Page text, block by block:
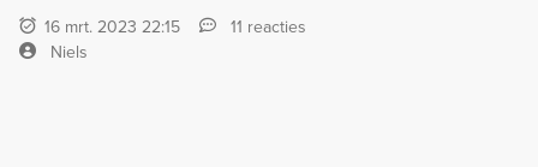
16 mrt. 2023 22:15
11 reacties
Niels